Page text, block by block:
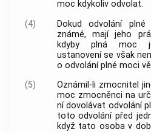
moc kdykoliv odvolat.
(4)
Dokud odvolání
známé, mají jeho
kdyby plná moc
ustanovení se však
o odvolání plné moci
(5)
Oznámil-li zmocnitel
moc zmocněnci na
ní dovolávat odvolání
toto odvolání před
když tato osoba v